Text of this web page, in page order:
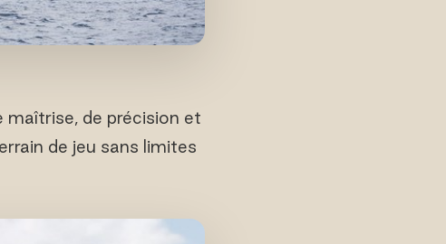
maîtrise, de précision et
de jeu sans limites